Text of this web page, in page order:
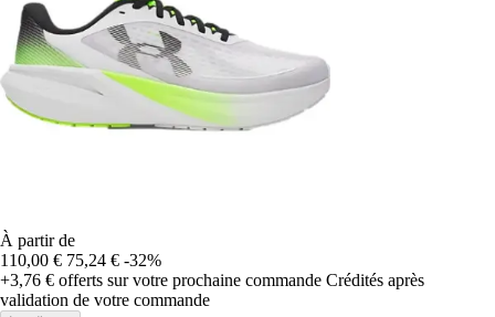
À partir de
110,00 € 75,24 € -32%
+3,76 € offerts sur votre prochaine commande Crédités après
validation de votre commande